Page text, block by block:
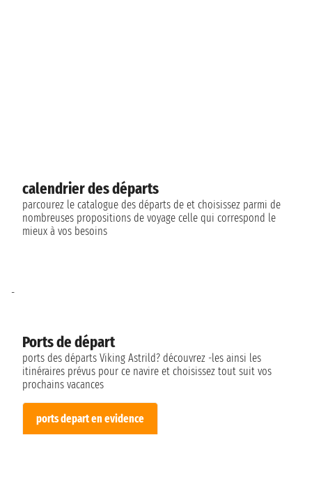
calendrier des départs
parcourez le catalogue des départs de et choisissez parmi de
nombreuses propositions de voyage celle qui correspond le
mieux à vos besoins
Ports de départ
ports des départs Viking Astrild? découvrez -les ainsi les
itinéraires prévus pour ce navire et choisissez tout suit vos
prochains vacances
ports depart en evidence
-